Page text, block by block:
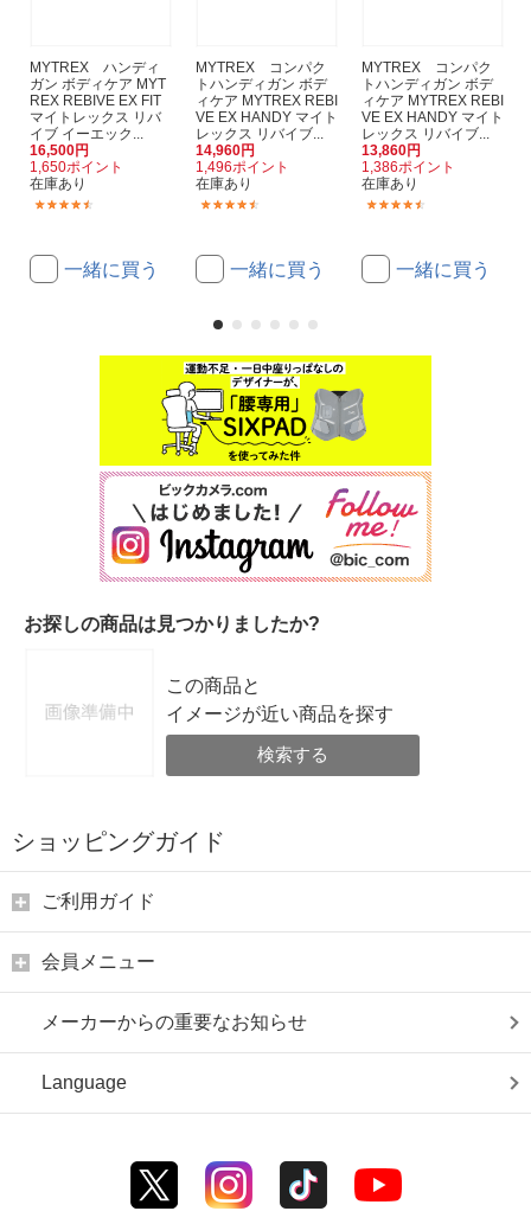
MYTREX ハンディ
ガン ボディケア MYT
REX REBIVE EX FIT
マイトレックス リバ
イブ イーエック...
16,500円
1,650ポイント
在庫あり
一緒に買う
MYTREX コンパク
トハンディガン ボデ
ィケア MYTREX REBI
VE EX HANDY マイト
レックス リバイブ...
14,960円
1,496ポイント
在庫あり
一緒に買う
MYTREX コンパク
トハンディガン ボデ
ィケア MYTREX REBI
VE EX HANDY マイト
レックス リバイブ...
13,860円
1,386ポイント
在庫あり
一緒に買う
お探しの商品は見つかりましたか?
この商品と
イメージが近い商品を探す
検索する
ショッピングガイド
ご利用ガイド
会員メニュー
メーカーからの重要なお知らせ
Language